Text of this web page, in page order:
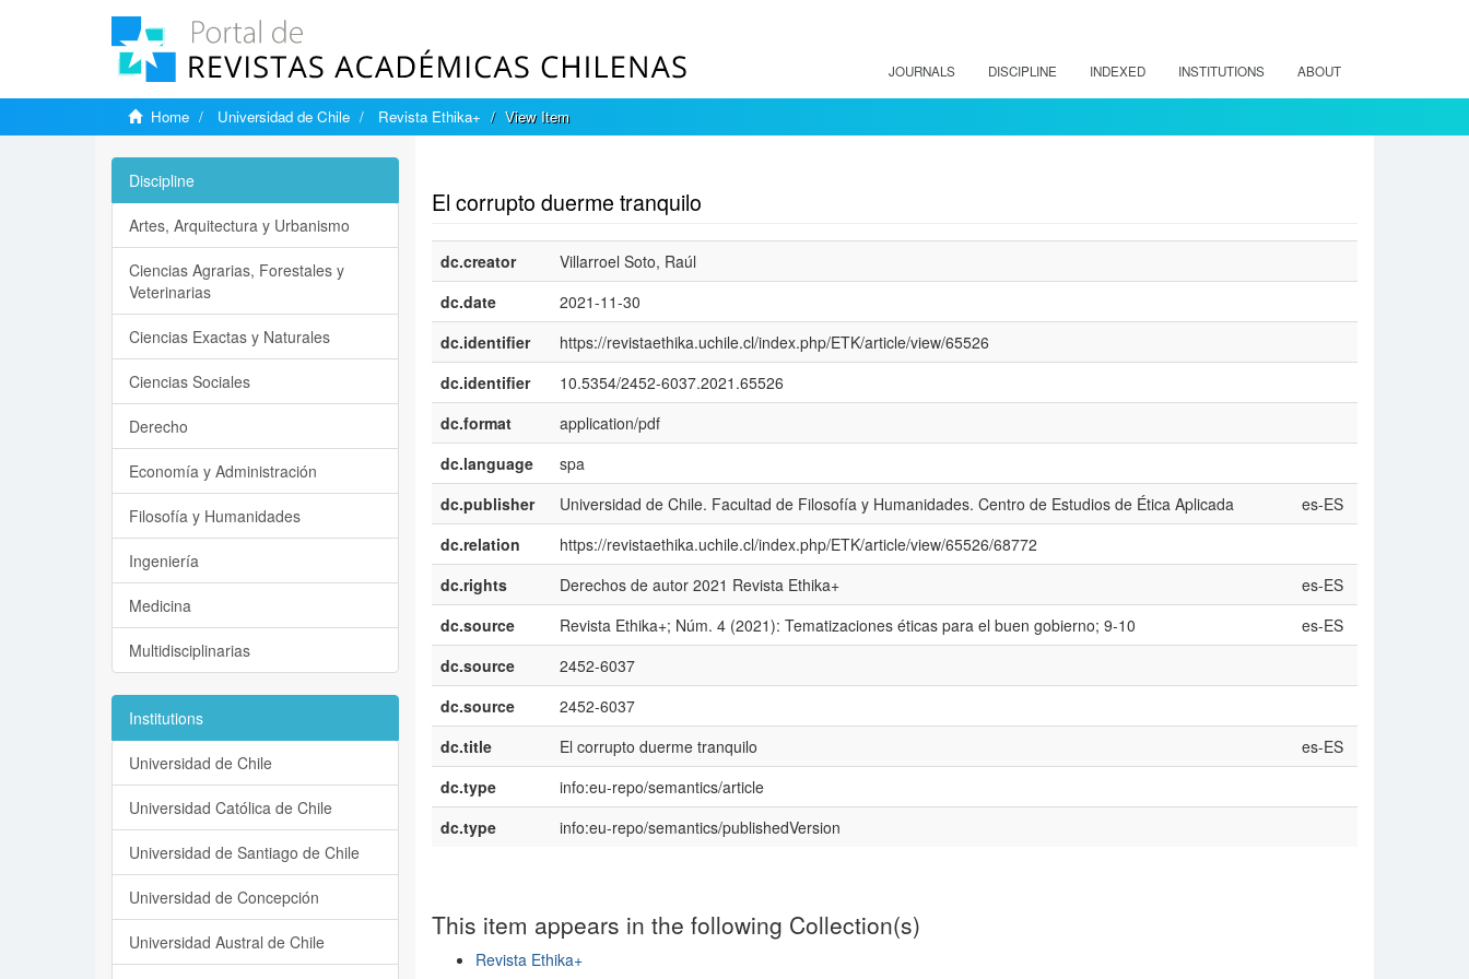
JOURNALS DISCIPLINE INDEXED INSTITUTIONS ABOUT
Home Universidad de Chile Revista Ethika+ View Item
El corrupto duerme tranquilo
dc.creator
Villarroel Soto, Raúl
dc.date
2021-11-30
dc.identifier
https://revistaethika.uchile.cl/index.php/ETK/article/view/65526
dc.identifier
10.5354/2452-6037.2021.65526
dc.format
application/pdf
dc.language
spa
dc.publisher
Universidad de Chile. Facultad de Filosofía y Humanidades. Centro de Estudios de Ética Aplicada
es-ES
dc.relation
https://revistaethika.uchile.cl/index.php/ETK/article/view/65526/68772
dc.rights
Derechos de autor 2021 Revista Ethika+
es-ES
dc.source
Revista Ethika+; Núm. 4 (2021): Tematizaciones éticas para el buen gobierno; 9-10
es-ES
dc.source
2452-6037
dc.source
2452-6037
dc.title
El corrupto duerme tranquilo
es-ES
dc.type
info:eu-repo/semantics/article
dc.type
info:eu-repo/semantics/publishedVersion
This item appears in the following Collection(s)
Revista Ethika+
Discipline
Artes, Arquitectura y Urbanismo
Ciencias Agrarias, Forestales y
Veterinarias
Ciencias Exactas y Naturales
Ciencias Sociales
Derecho
Economía y Administración
Filosofía y Humanidades
Ingeniería
Medicina
Multidisciplinarias
Institutions
Universidad de Chile
Universidad Católica de Chile
Universidad de Santiago de Chile
Universidad de Concepción
Universidad Austral de Chile